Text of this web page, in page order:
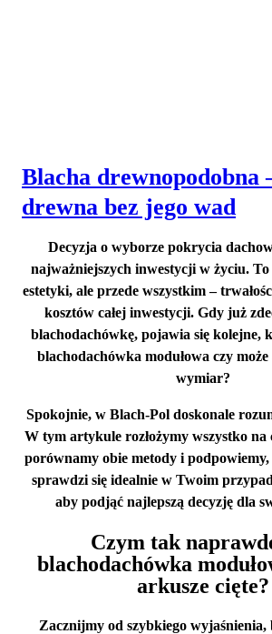
Blacha drewnopodobna
drewna bez jego wad
Decyzja o wyborze pokrycia
najważniejszych inwestycji w życiu.
estetyki, ale przede wszystkim –
kosztów całej inwestycji. Gdy już
blachodachówkę, pojawia się kolejne,
blachodachówka modułowa czy
wymiar?
Spokojnie, w Blach-Pol doskonale
W tym artykule rozłożymy wszystko na
porównamy obie metody i
sprawdzi się idealnie w Twoim
aby podjąć najlepszą decyzję dla
Czym tak
blachodachówka
arkusze cięte?
Zacznijmy od szybkiego wyjaśnienia,